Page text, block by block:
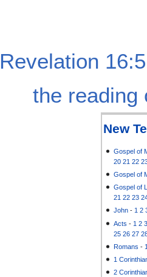
Revelation
the reading
New
Gospel of
20 21 22
Gospel of
Gospel of
21 22 23
John - 1 2
Acts - 1 2
25 26 27
Romans -
1
2